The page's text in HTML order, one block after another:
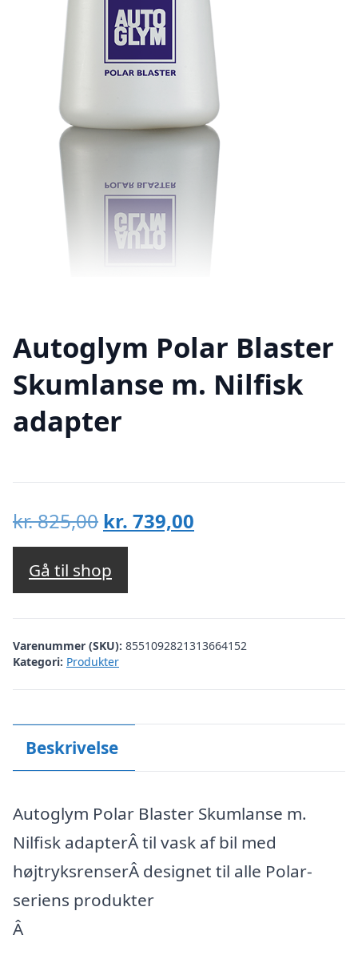
Autoglym Polar Blaster
Skumlanse m. Nilfisk
adapter
kr.825,00 Den
oprindelige
pris
var:
kr. 825,00.
kr. 739,00
kr. 739,00.
Gå til shop
Varenummer (SKU): 8551092821313664152
Kategori: Produkter
Beskrivelse
Autoglym Polar Blaster Skumlanse m.
Nilfisk adapterÂ til vask af bil med
højtryksrenserÂ designet til alle Polar-
seriens produkter
Â